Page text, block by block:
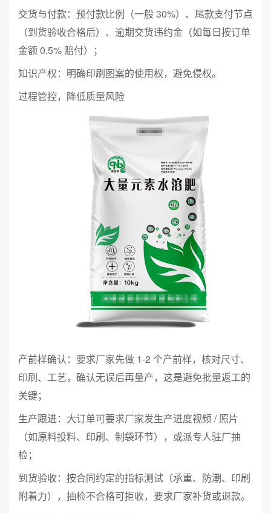
交货与付款：预付款比例（一般 30%）、尾款支付节点
（到货验收合格后）、逾期交货违约金（如每日按订单
金额 0.5% 赔付）；
知识产权：明确印刷图案的使用权，避免侵权。
过程管控，降低质量风险
产前样确认：要求厂家先做 1-2 个产前样，核对尺寸、
印刷、工艺，确认无误后再量产，这是避免批量返工的
关键；
生产跟进：大订单可要求厂家发生产进度视频 / 照片
（如原料投料、印刷、制袋环节），或派专人驻厂抽
检；
到货验收：按合同约定的指标测试（承重、防潮、印刷
附着力），抽检不合格可拒收，要求厂家补货或退款。